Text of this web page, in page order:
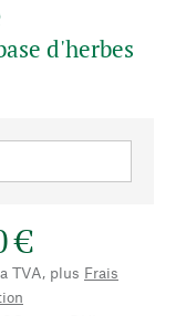
d'herbes
€
TVA, plus Frais